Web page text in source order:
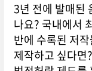
3년 전에 발매된
나요? 국내에서
반에 수록된 저
제작하고 싶다면